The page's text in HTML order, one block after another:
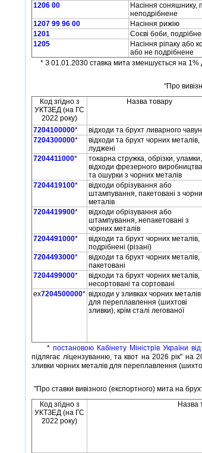
1206 00
Насiння соняшнику,
неподрiбнене
1207 99 96 00 Насiння рижiю
1201
Соєвi боби,
1205
Насiння рiпаку або
або не подрiбнене
* З 01.01.2030 ставка мита зменшується на 1%
"Про
Код згiдно з
УКТЗЕД (на ГС
2022 року)
Назва товару
7204100000* вiдходи та брухт ливарного
7204300000*
вiдходи та брухт чорних металiв,
лудженi
7204411000*
токарна стружка, обрiзки, уламки,
вiдходи фрезерного виробництва
та ошурки з чорних металiв
7204419100*
вiдходи обрiзування або
штампування, пакетованi з
металiв
7204419900*
вiдходи обрiзування або
штампування, непакетованi з
чорних металiв
7204491000*
вiдходи та брухт чорних металiв,
подрiбненi (рiзанi)
7204493000*
вiдходи та брухт чорних металiв,
пакетованi
7204499000*
вiдходи та брухт чорних металiв,
несортованi та сортованi
ex7204500000* вiдходи у зливках чорних металiв
для переплавлення (шихтовi
зливки), крiм сталi легованої
* постановою Кабiнету Мiнiстрiв України
пiдлягає лiцензуванню, та квот на 2026 рiк" на
зливки чорних металiв для переплавлення
"Про ставки вивiзного (експортного) мита на
Код згiдно з
УКТЗЕД (на ГС
2022 року)
Назва